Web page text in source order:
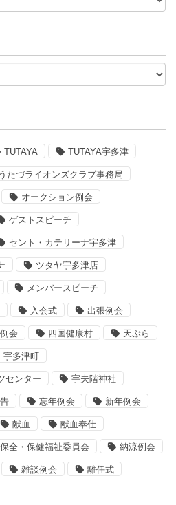
TUTAYA TUTAYA宇多津
うたづライオンズクラブ事務局
オークション例会
ゲストスピーチ
セント・カテリーナ宇多津
ツタヤ宇多津店
メンバースピーチ
入会式 出張例会
会 四国健康村 天ぷら
宇多津町
センター 宇夫階神社
忘年例会 新年例会
献血 献血奉仕
全・保健福祉委員会 納涼例会
雑談例会 離任式